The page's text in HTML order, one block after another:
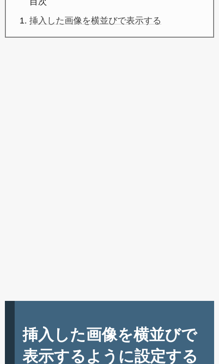
挿入した画像を横並びで表示する
挿入した画像を横並びで
表示するように設定する